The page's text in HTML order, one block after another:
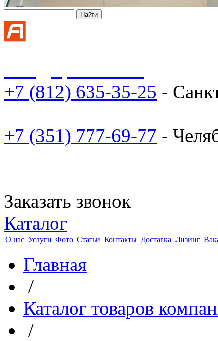
+7 (812) 635-35-25 -
+7 (351) 777-69-77 -
Заказать звонок
Каталог
О нас Услуги Фото Статьи Контакты Доставка Лизинг
Главная
/
Каталог товаров
/